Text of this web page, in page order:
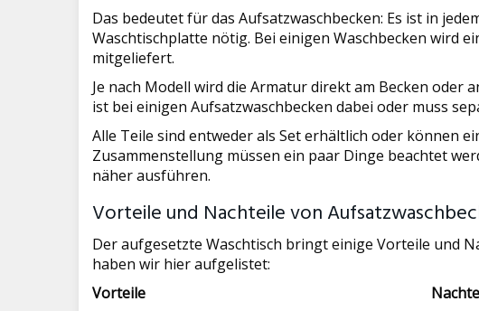
Das bedeutet für das Aufsatzwaschbecken: Es ist in
Waschtischplatte nötig. Bei einigen Waschbecken wird
mitgeliefert.
Je nach Modell wird die Armatur direkt am Becken oder
ist bei einigen Aufsatzwaschbecken dabei oder muss
Alle Teile sind entweder als Set erhältlich oder können
Zusammenstellung müssen ein paar Dinge beachtet
näher ausführen.
Vorteile und Nachteile von
Der aufgesetzte Waschtisch bringt einige Vorteile und
haben wir hier aufgelistet:
Vorteile